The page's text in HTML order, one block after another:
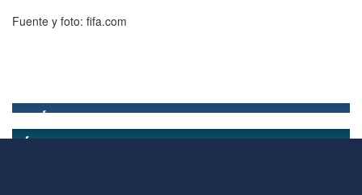
Fuente y foto: fifa.com